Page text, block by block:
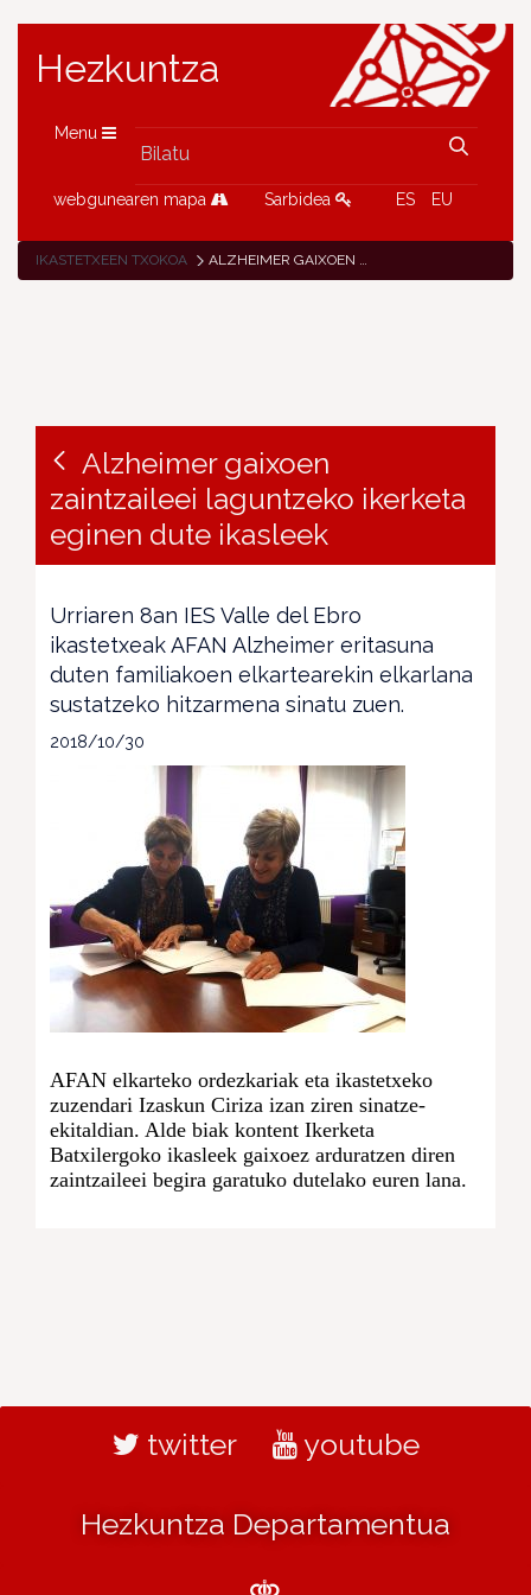
Hezkuntza
Menu
webgunearen mapa Sarbidea ES EU
IKASTETXEEN TXOKOA ALZHEIMER GAIXOEN ZAINTZAILEEI LAGUNTZEKO IKERKETA EGINEN DUTE IKASLEEK
Alzheimer gaixoen
zaintzaileei laguntzeko ikerketa
eginen dute ikasleek
Urriaren 8an IES Valle del Ebro
ikastetxeak AFAN Alzheimer eritasuna
duten familiakoen elkartearekin elkarlana
sustatzeko hitzarmena sinatu zuen.
2018/10/30
AFAN elkarteko ordezkariak eta ikastetxeko
zuzendari Izaskun Ciriza izan ziren sinatze-
ekitaldian. Alde biak kontent Ikerketa
Batxilergoko ikasleek gaixoez arduratzen diren
zaintzaileei begira garatuko dutelako euren lana.
twitter youtube
Hezkuntza Departamentua